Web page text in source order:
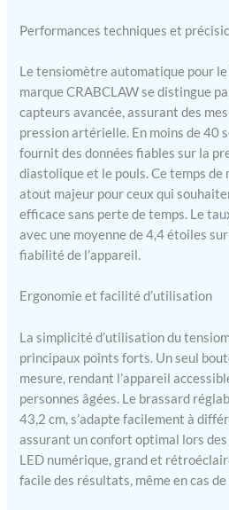
【
la santé
non
conçu
notre
des
l'état de
notre
de
utiliser
des
Performances techniques et
Le tensiomètre automatique pour le
marque CRABCLAW se distingue
capteurs avancée, assurant des
pression artérielle. En moins de 40
fournit des données fiables sur la
diastolique et le pouls. Ce temps de
atout majeur pour ceux qui
efficace sans perte de temps. Le
avec une moyenne de 4,4 étoiles
fiabilité de l’appareil.
Ergonomie et facilité d’utilisation
La simplicité d’utilisation du
principaux points forts. Un seul
mesure, rendant l’appareil
personnes âgées. Le brassard
43,2 cm, s’adapte facilement à
assurant un confort optimal lors des
LED numérique, grand et
facile des résultats, même en cas